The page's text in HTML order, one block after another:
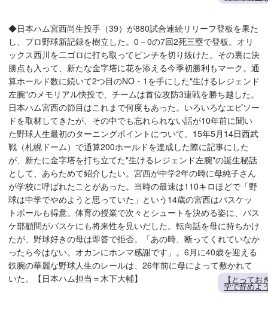
◆日本ハム宮西尚生投手（39）が880試合連続リリーフ登板を果た
し、プロ野球新記録を樹立した。0－0の7回2死三塁で登板。オリ
ックス西川を二ゴロに打ち取ってピンチを切り抜けた。その裏に決
勝点も入って、新たな金字塔に花を添える今季初勝利もマーク。通
算ホールド数に続いて2つ目のNO・1を手にした"生けるレジェンド
左腕"のメモリアル快投で、チームは首位攻防3連戦を勝ち越した。
日本ハム宮西の節目はこれまで何度もあった。いろいろなエピソー
ドを取材してきたが、その中でも忘れられない話が10年前に聞い
た野球人生最初のターニングポイントについて。15年5月14日西武
戦（札幌ドーム）で通算200ホールドを達成した際に記事にした
が、新たに金字塔を打ち立てた"生けるレジェンド左腕"の誕生秘話
として、あらためて紹介したい。宮西が中学2年の時に母純子さん
が学校に呼ばれたことがあった。当時の最速は110キロほどで「野
球は中学でやめようと思っていた」という14歳の宮西はバスケッ
トボールも得意。体育の授業で次々とシュートを決める姿に、バス
ケ部顧問がバスケにも将来性を見いだした。転向話を母に持ちかけ
たが、野球好きの母は即答で拒否。「あの時、断ってくれていなか
ったら今はない。オカンにホンマ感謝です」。6月に40歳を迎える
鉄腕の華麗な野球人生のレールは、26年前に母によって敷かれて
いた。【日本ハム担当＝木下大輔】
【とって
学で辞めよ